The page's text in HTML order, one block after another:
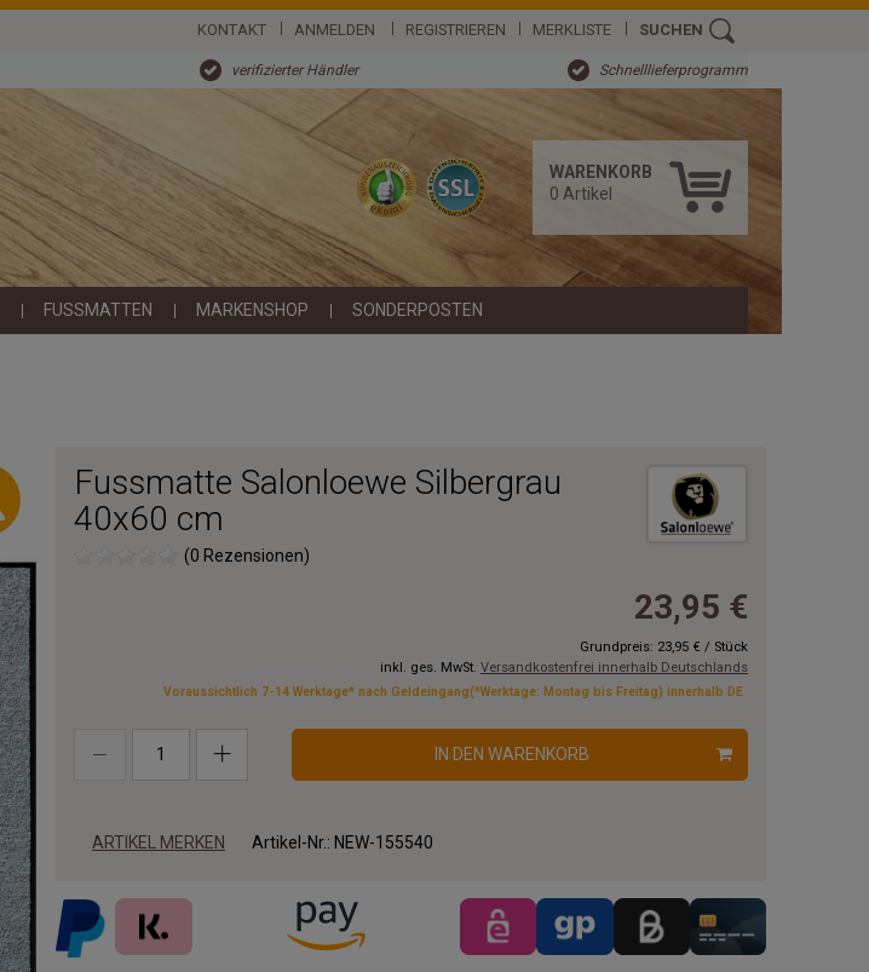
KONTAKT ANMELDEN REGISTRIEREN MERKLISTE SUCHEN
verifizierter Händler Schnelllieferprogramm
WARENKORB
0 Artikel
FUSSMATTEN MARKENSHOP SONDERPOSTEN
Fussmatte Salonloewe Silbergrau
40x60 cm
(0 Rezensionen)
23,95 €
Grundpreis: 23,95 € / Stück
inkl. ges. MwSt. Versandkostenfrei innerhalb Deutschlands
Voraussichtlich 7-14 Werktage* nach Geldeingang(*Werktage: Montag bis Freitag) innerhalb DE
IN DEN WARENKORB
ARTIKEL MERKEN Artikel-Nr.: NEW-155540